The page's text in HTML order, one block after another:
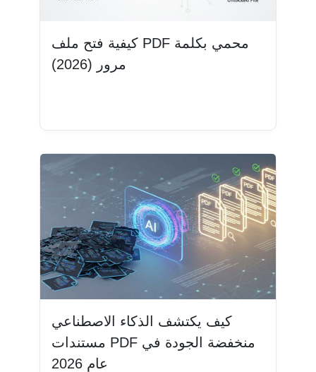
كيفية فتح ملف PDF محمي بكلمة
مرور (2026)
كيف يكتشف الذكاء الاصطناعي
مستندات PDF منخفضة الجودة في
عام 2026